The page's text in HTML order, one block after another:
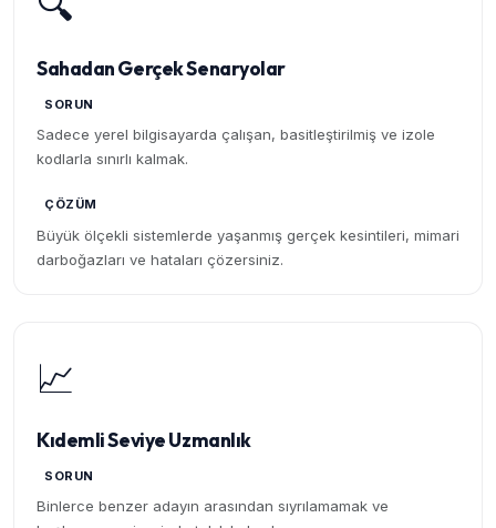
Sahadan Gerçek Senaryolar
SORUN
Sadece yerel bilgisayarda çalışan, basitleştirilmiş ve izole
kodlarla sınırlı kalmak.
ÇÖZÜM
Büyük ölçekli sistemlerde yaşanmış gerçek kesintileri, mimari
darboğazları ve hataları çözersiniz.
📈
Kıdemli Seviye Uzmanlık
SORUN
Binlerce benzer adayın arasından sıyrılamamak ve